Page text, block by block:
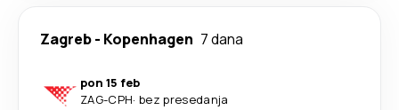
Zagreb- Kopenhagen 7 dana
pon 15 feb
ZAG-CPH· bez presedanja